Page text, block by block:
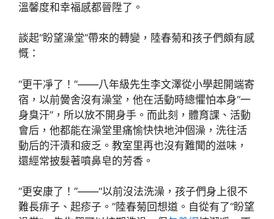
溫馨度和幸福感都晉陞了。
談起“盼望澡堂”帶來的轉變，陸春菊和孩子們頗有感
慨：
“更干凈了！”——八年級先生李文澤從小學起開端寄
宿，以前黌舍沒有澡堂，他在活動時總懼怕本身“一
身臭汗”，所以放不開身手。而此刻，體育課、活動
會后，他都能在澡堂里痛愉快快地沖個澡，洗往活
動后的汗漬和疲乏。教室里再也沒有難聞的滋味，
還經常披髮著噴鼻皂的芳香。
“更安康了！”——“以前沒法洗澡，孩子們身上很不
難長痱子、起疹子。”陸春菊回想道。自從有了“盼望